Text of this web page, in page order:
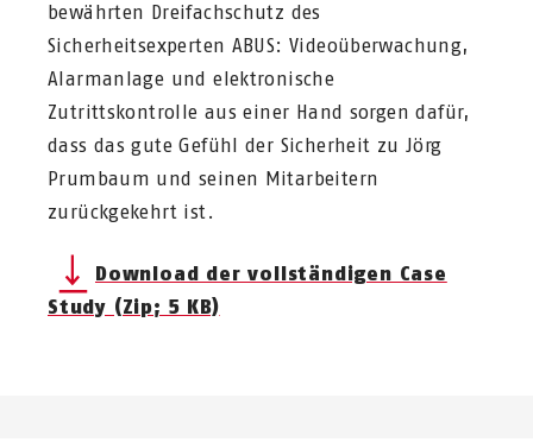
bewährten Dreifachschutz des
Sicherheitsexperten ABUS: Videoüberwachung,
Alarmanlage und elektronische
Zutrittskontrolle aus einer Hand sorgen dafür,
dass das gute Gefühl der Sicherheit zu Jörg
Prumbaum und seinen Mitarbeitern
zurückgekehrt ist.
Download der vollständigen Case
Study (Zip; 5 KB)